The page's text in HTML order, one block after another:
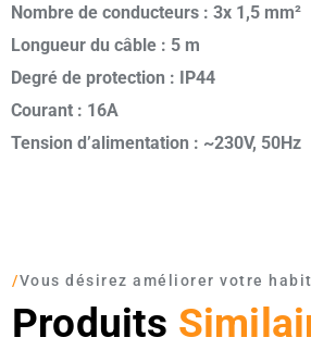
Nombre de conducteurs : 3x 1,5 mm²
Longueur du câble : 5 m
Degré de protection : IP44
Courant : 16A
Tension d’alimentation : ~230V, 50Hz
/Vous désirez améliorer votre
Produits